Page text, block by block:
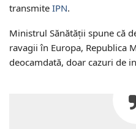
transmite IPN.
Ministrul Sănătății spune că
ravagii în Europa, Republica
deocamdată, doar cazuri de